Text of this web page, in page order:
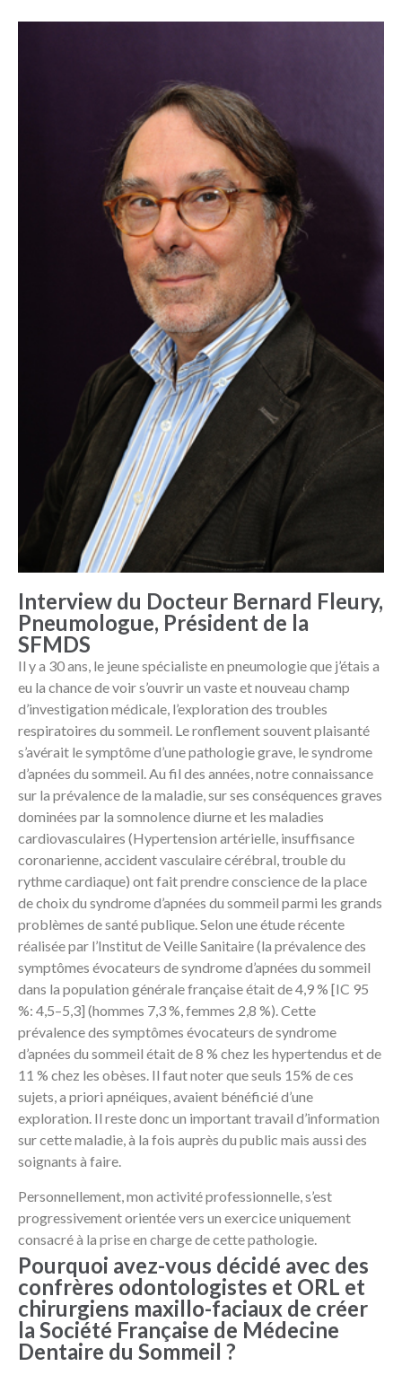
Interview du Docteur Bernard Fleury,
Pneumologue, Président de la
SFMDS
Il y a 30 ans, le jeune spécialiste en pneumologie que j’étais a
eu la chance de voir s’ouvrir un vaste et nouveau champ
d’investigation médicale, l’exploration des troubles
respiratoires du sommeil. Le ronflement souvent plaisanté
s’avérait le symptôme d’une pathologie grave, le syndrome
d’apnées du sommeil. Au fil des années, notre connaissance
sur la prévalence de la maladie, sur ses conséquences graves
dominées par la somnolence diurne et les maladies
cardiovasculaires (Hypertension artérielle, insuffisance
coronarienne, accident vasculaire cérébral, trouble du
rythme cardiaque) ont fait prendre conscience de la place
de choix du syndrome d’apnées du sommeil parmi les grands
problèmes de santé publique. Selon une étude récente
réalisée par l’Institut de Veille Sanitaire (la prévalence des
symptômes évocateurs de syndrome d’apnées du sommeil
dans la population générale française était de 4,9 % [IC 95
%: 4,5–5,3] (hommes 7,3 %, femmes 2,8 %). Cette
prévalence des symptômes évocateurs de syndrome
d’apnées du sommeil était de 8 % chez les hypertendus et de
11 % chez les obèses. Il faut noter que seuls 15% de ces
sujets, a priori apnéiques, avaient bénéficié d’une
exploration. Il reste donc un important travail d’information
sur cette maladie, à la fois auprès du public mais aussi des
soignants à faire.
Personnellement, mon activité professionnelle, s’est
progressivement orientée vers un exercice uniquement
consacré à la prise en charge de cette pathologie.
Pourquoi avez-vous décidé avec des
confrères odontologistes et ORL et
chirurgiens maxillo-faciaux de créer
la Société Française de Médecine
Dentaire du Sommeil ?